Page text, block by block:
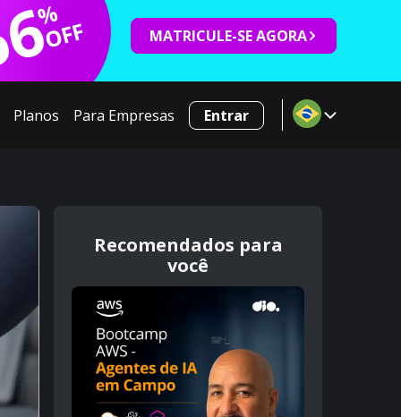
%
OFF MATRICULE-SE AGORA
Planos Para Empresas Entrar
Recomendados para
você